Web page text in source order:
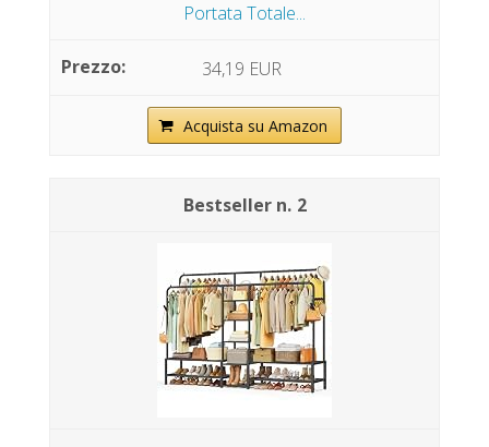
Portata Totale...
34,19 EUR
Acquista su Amazon
2